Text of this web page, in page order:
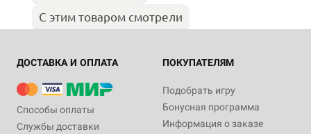
С этим товаром смотрели
ДОСТАВКА И ОПЛАТА
Способы оплаты
Службы доставки
ПОКУПАТЕЛЯМ
Подобрать игру
Бонусная программа
Информация о заказе